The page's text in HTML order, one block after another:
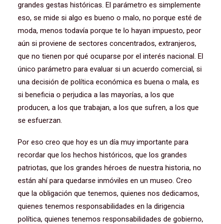
grandes gestas históricas. El parámetro es simplemente
eso, se mide si algo es bueno o malo, no porque esté de
moda, menos todavía porque te lo hayan impuesto, peor
aún si proviene de sectores concentrados, extranjeros,
que no tienen por qué ocuparse por el interés nacional. El
único parámetro para evaluar si un acuerdo comercial, si
una decisión de política económica es buena o mala, es
si beneficia o perjudica a las mayorías, a los que
producen, a los que trabajan, a los que sufren, a los que
se esfuerzan.
Por eso creo que hoy es un día muy importante para
recordar que los hechos históricos, que los grandes
patriotas, que los grandes héroes de nuestra historia, no
están ahí para quedarse inmóviles en un museo. Creo
que la obligación que tenemos, quienes nos dedicamos,
quienes tenemos responsabilidades en la dirigencia
política, quienes tenemos responsabilidades de gobierno,